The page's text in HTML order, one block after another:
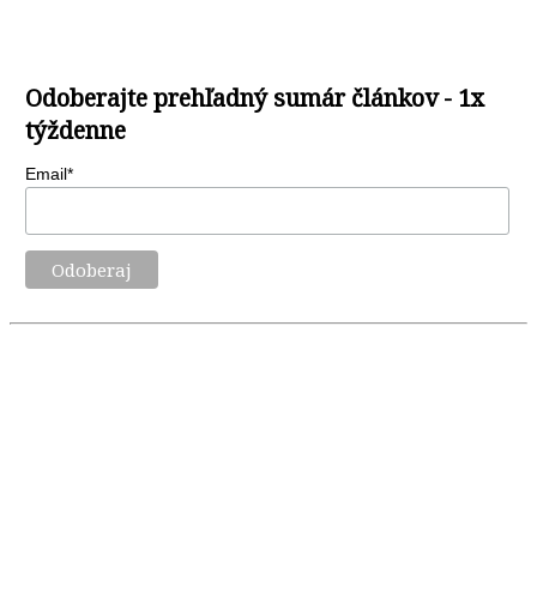
Odoberajte prehľadný sumár článkov - 1x
týždenne
Email*